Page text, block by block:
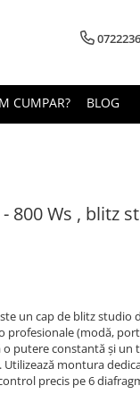
CUMPAR? BLOG
800 Ws , blitz
un cap de blitz studio
(modă,
putere constantă și un
montura
precis pe 6